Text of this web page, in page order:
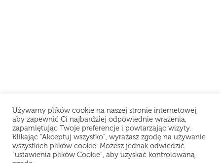
Używamy plików cookie na naszej stronie internetowej,
aby zapewnić Ci najbardziej odpowiednie wrażenia,
zapamiętując Twoje preferencje i powtarzając wizyty.
Klikając "Akceptuj wszystko", wyrażasz zgodę na używanie
wszystkich plików cookie. Możesz jednak odwiedzić
"ustawienia plików Cookie", aby uzyskać kontrolowaną